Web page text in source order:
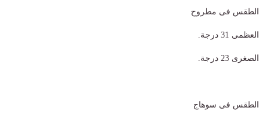
الطقس فى مطروح
العظمى 31 درجة.
الصغرى 23 درجة.
الطقس فى سوهاج